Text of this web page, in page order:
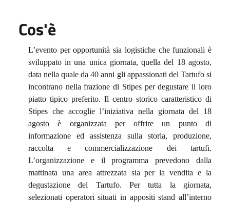
Cos'è
L’evento per opportunità sia logistiche che funzionali è
sviluppato in una unica giornata, quella del 18 agosto,
data nella quale da 40 anni gli appassionati del Tartufo si
incontrano nella frazione di Stipes per degustare il loro
piatto tipico preferito. Il centro storico caratteristico di
Stipes che accoglie l’iniziativa nella giornata del 18
agosto è organizzata per offrire un punto di
informazione ed assistenza sulla storia, produzione,
raccolta e commercializzazione dei tartufi.
L’organizzazione e il programma prevedono dalla
mattinata una area attrezzata sia per la vendita e la
degustazione del Tartufo. Per tutta la giornata,
selezionati operatori situati in appositi stand all’interno